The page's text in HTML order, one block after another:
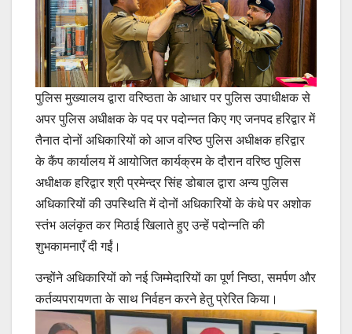
पुलिस मुख्यालय द्वारा वरिष्ठता के आधार पर पुलिस उपाधीक्षक से
अपर पुलिस अधीक्षक के पद पर पदोन्नत किए गए जनपद हरिद्वार में
तैनात दोनों अधिकारियों को आज वरिष्ठ पुलिस अधीक्षक हरिद्वार
के कैंप कार्यालय में आयोजित कार्यक्रम के दौरान वरिष्ठ पुलिस
अधीक्षक हरिद्वार श्री प्रमेन्द्र सिंह डोबाल द्वारा अन्य पुलिस
अधिकारियों की उपस्थिति में दोनों अधिकारियों के कंधे पर अशोक
स्तंभ अलंकृत कर मिठाई खिलाते हुए उन्हें पदोन्नति की
शुभकामनाएँ दी गईं।
उन्होंने अधिकारियों को नई जिम्मेदारियों का पूर्ण निष्ठा, समर्पण और
कर्तव्यपरायणता के साथ निर्वहन करने हेतु प्रेरित किया।